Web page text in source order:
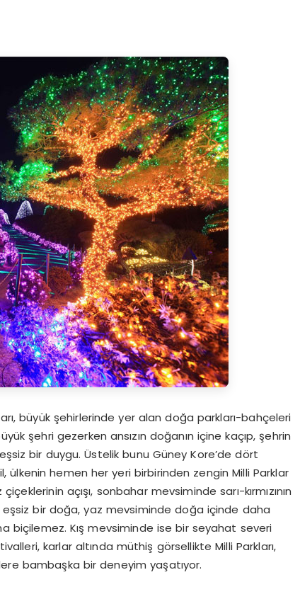
büyük şehirlerinde yer alan doğa parkları-bahçeleri
şehri gezerken ansızın doğanın içine kaçıp, şehrin
bir duygu. Üstelik bunu Güney Kore’de dört
hemen her yeri birbirinden zengin Milli Parklar
açışı, sonbahar mevsiminde sarı-kırmızının
eşsiz bir doğa, yaz mevsiminde doğa içinde daha
biçilemez. Kış mevsiminde ise bir seyahat severi
karlar altında müthiş görsellikte Milli Parkları,
bambaşka bir deneyim yaşatıyor.